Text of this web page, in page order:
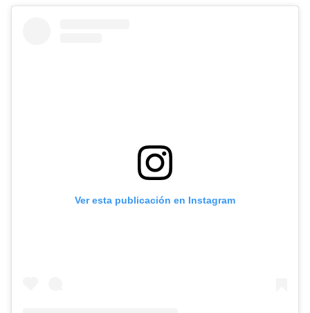
Ver esta publicación en Instagram